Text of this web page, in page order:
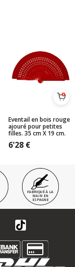
Eventail en bois rouge
ajouré pour petites
filles. 35 cm X 19 cm.
6'28 €
FABRIQUÉ À LA
MAIN EN
ESPAGNE